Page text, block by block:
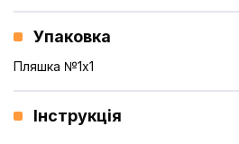
Упаковка
Пляшка №1x1
Інструкція